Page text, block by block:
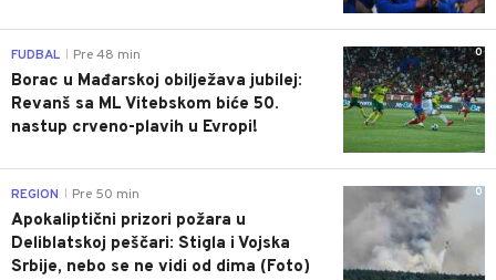
0
FUDBAL Pre 48 min
Borac u Mađarskoj obilježava jubilej:
Revanš sa ML Vitebskom biće 50.
nastup crveno-plavih u Evropi!
0
REGION Pre 50 min
Apokaliptični prizori požara u
Deliblatskoj peščari: Stigla i Vojska
Srbije, nebo se ne vidi od dima (Foto)